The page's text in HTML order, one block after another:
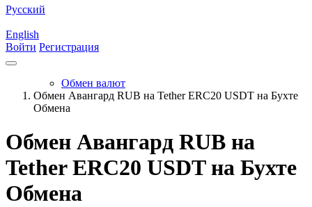
Русский
English
Войти Регистрация
Обмен валют
Обмен Авангард RUB на Tether ERC20 USDT на Бухте
Обмена
Обмен Авангард RUB на
Tether ERC20 USDT на Бухте
Обмена